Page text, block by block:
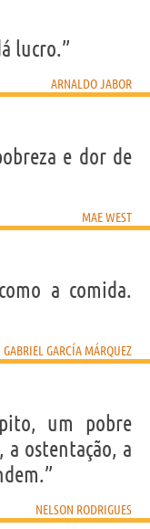
lucro.”
ARNALDO JABOR
e dor de
MAE WEST
a comida.
GABRIEL GARCÍA MÁRQUEZ
um pobre
ostentação, a
NELSON RODRIGUES